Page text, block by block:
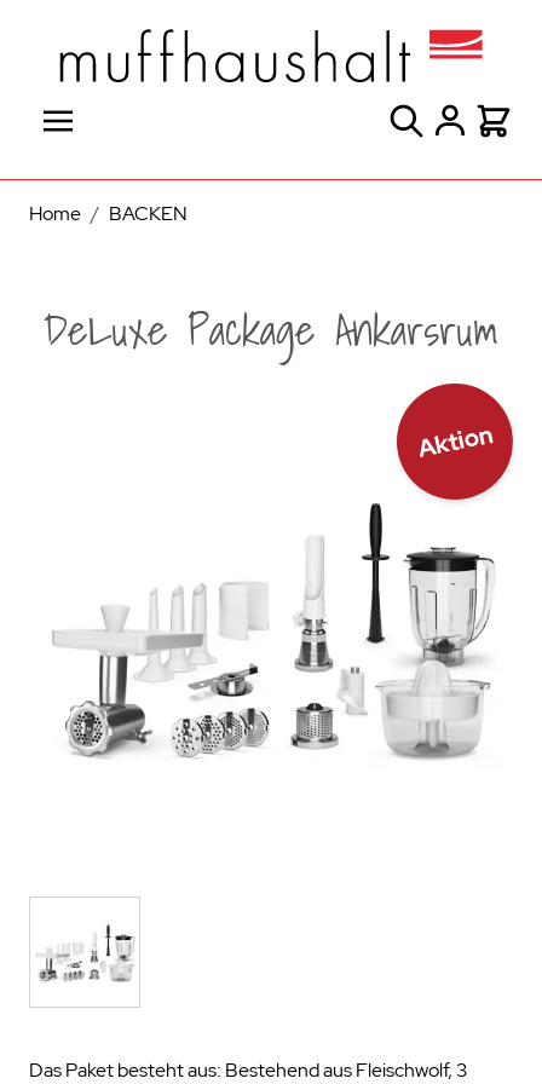
Suche
Home / BACKEN
DeLuxe Package Ankarsrum
Aktion
Das Paket besteht aus: Bestehend aus Fleischwolf, 3